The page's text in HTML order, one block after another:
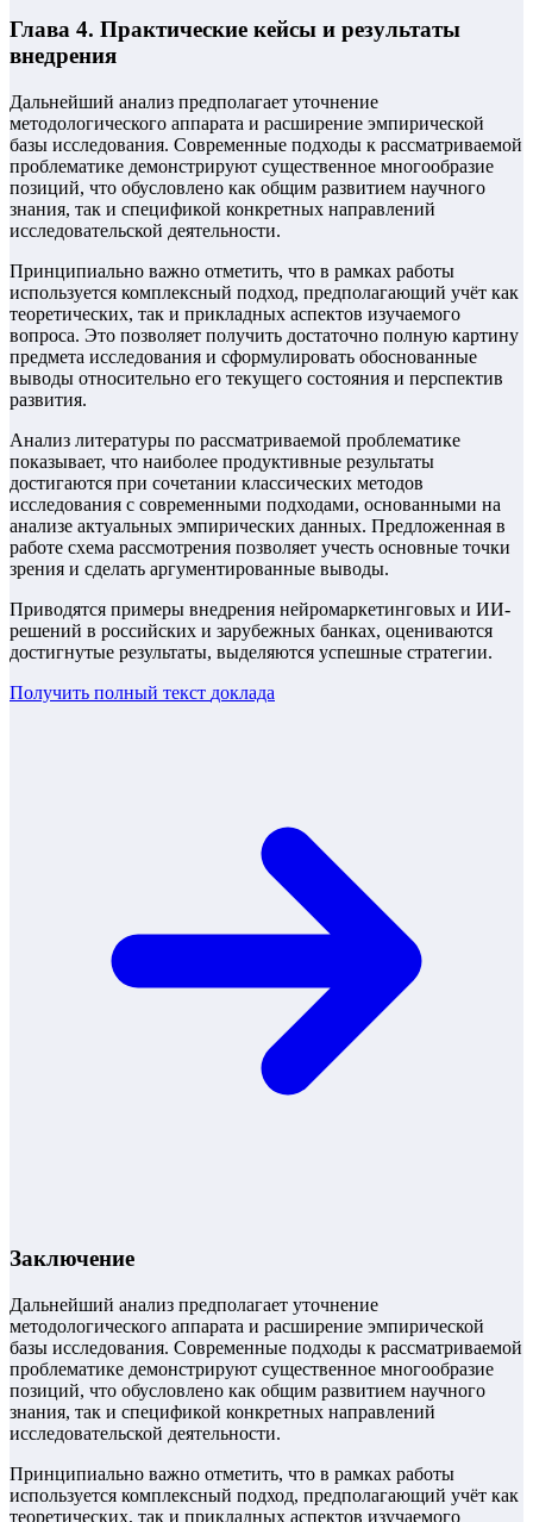
Глава 4. Практические кейсы и результаты
внедрения
Дальнейший анализ предполагает уточнение
методологического аппарата и расширение эмпирической
базы исследования. Современные подходы к рассматриваемой
проблематике демонстрируют существенное многообразие
позиций, что обусловлено как общим развитием научного
знания, так и спецификой конкретных направлений
исследовательской деятельности.
Принципиально важно отметить, что в рамках работы
используется комплексный подход, предполагающий учёт как
теоретических, так и прикладных аспектов изучаемого
вопроса. Это позволяет получить достаточно полную картину
предмета исследования и сформулировать обоснованные
выводы относительно его текущего состояния и перспектив
развития.
Анализ литературы по рассматриваемой проблематике
показывает, что наиболее продуктивные результаты
достигаются при сочетании классических методов
исследования с современными подходами, основанными на
анализе актуальных эмпирических данных. Предложенная в
работе схема рассмотрения позволяет учесть основные точки
зрения и сделать аргументированные выводы.
Приводятся примеры внедрения нейромаркетинговых и ИИ-
решений в российских и зарубежных банках, оцениваются
достигнутые результаты, выделяются успешные стратегии.
Получить полный текст доклада
Заключение
Дальнейший анализ предполагает уточнение
методологического аппарата и расширение эмпирической
базы исследования. Современные подходы к рассматриваемой
проблематике демонстрируют существенное многообразие
позиций, что обусловлено как общим развитием научного
знания, так и спецификой конкретных направлений
исследовательской деятельности.
Принципиально важно отметить, что в рамках работы
используется комплексный подход, предполагающий учёт как
теоретических, так и прикладных аспектов изучаемого